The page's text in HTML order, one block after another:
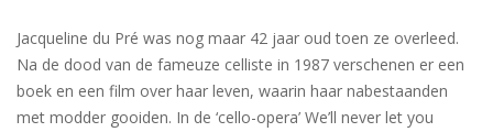
Jacqueline du Pré was nog maar 42 jaar oud toen ze overleed.
Na de dood van de fameuze celliste in 1987 verschenen er een
boek en een film over haar leven, waarin haar nabestaanden
met modder gooiden. In de ‘cello-opera’ We’ll never let you